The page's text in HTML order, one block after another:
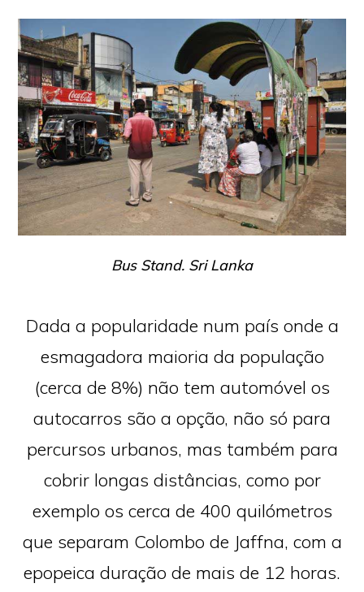
Bus Stand. Sri Lanka
Dada a popularidade num país onde a
esmagadora maioria da população
(cerca de 8%) não tem automóvel os
autocarros são a opção, não só para
percursos urbanos, mas também para
cobrir longas distâncias, como por
exemplo os cerca de 400 quilómetros
que separam Colombo de Jaffna, com a
epopeica duração de mais de 12 horas.